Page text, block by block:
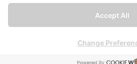
Accept All
Change